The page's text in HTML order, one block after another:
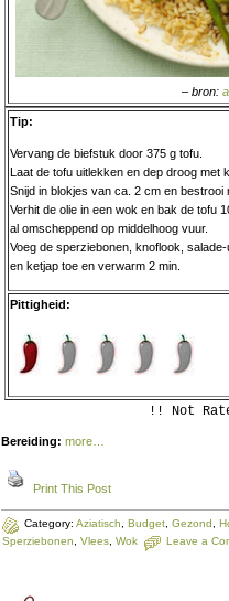
– bron:
Tip:
Vervang de biefstuk door 375 g tofu.
Laat de tofu uitlekken en dep droog met
Snijd in blokjes van ca. 2 cm en bestrooi
Verhit de olie in een wok en bak de tofu
al omscheppend op middelhoog vuur.
Voeg de sperziebonen, knoflook, salade-
en ketjap toe en verwarm 2 min.
Pittigheid:
!! Not
Bereiding: more…
Print This Post
Category: Aziatisch Budget Gezond
Sperziebonen
Vlees Wok Leave a